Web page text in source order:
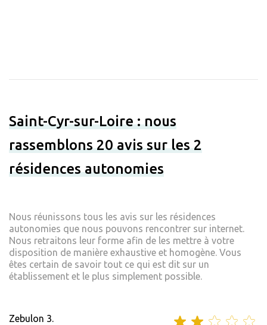
Saint-Cyr-sur-Loire : nous
rassemblons 20 avis sur les 2
résidences autonomies
Nous réunissons tous les avis sur les résidences
autonomies que nous pouvons rencontrer sur internet.
Nous retraitons leur forme afin de les mettre à votre
disposition de manière exhaustive et homogène. Vous
êtes certain de savoir tout ce qui est dit sur un
établissement et le plus simplement possible.
Zebulon 3.